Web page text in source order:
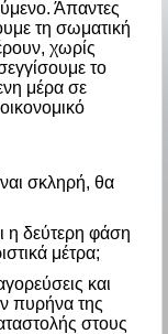
Άπαντες
τη σωματική
χωρίς
το
μέρα σε
σκληρή, θα
η δεύτερη φάση
μέτρα;
και
πυρήνα της
στους